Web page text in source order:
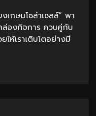
กษมโซล่าเซลล์” พา
ล่องกิจการ ควบคู่กับ
ให้เราเติบโตอย่างมี